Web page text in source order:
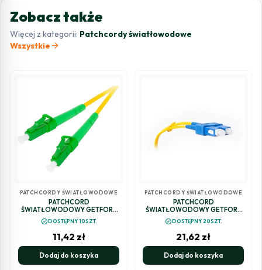
Zobacz także
Więcej z kategorii: Patchcordy światłowodowe
Wszystkie arrow_forward
PATCHCORDY ŚWIATŁOWODOWE
PATCHCORD
ŚWIATŁOWODOWY GETFORT
SM LC/APC-LC/APC SIMPLEX 2M
check_circleDOSTĘPNY 10SZT.
11,42 zł
Dodaj do koszyka
PATCHCORDY ŚWIATŁOWODOWE
PATCHCORD
ŚWIATŁOWODOWY GETFORT
SM SC/UPC-SC/UPC DUPLEX 5M
check_circleDOSTĘPNY 20SZT.
21,62 zł
Dodaj do koszyka